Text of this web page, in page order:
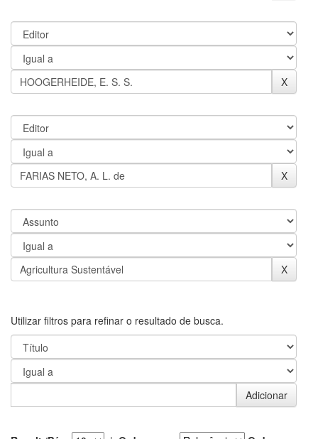
Utilizar filtros para refinar o resultado de busca.